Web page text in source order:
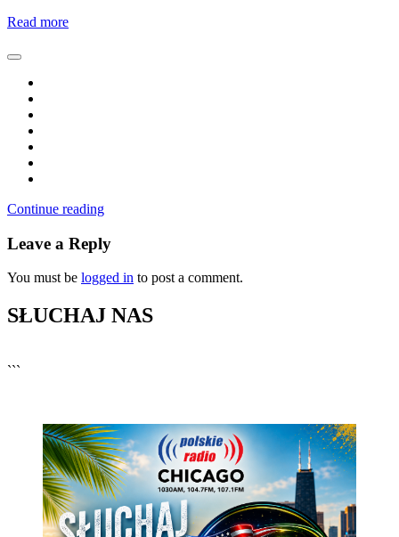
Read more
Continue reading
Leave a Reply
You must be logged in to post a comment.
SŁUCHAJ NAS
```